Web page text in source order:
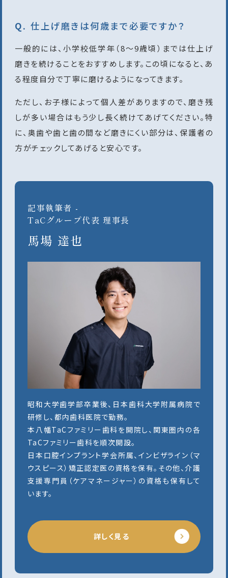
仕上げ磨きは何歳まで必要ですか？
一般的には、小学校低学年（8〜9歳頃）までは仕上げ
磨きを続けることをおすすめします。この頃になると、あ
る程度自分で丁寧に磨けるようになってきます。
ただし、お子様によって個人差がありますので、磨き残
しが多い場合はもう少し長く続けてあげてください。特
に、奥歯や歯と歯の間など磨きにくい部分は、保護者の
方がチェックしてあげると安心です。
記事執筆者 -
TaCグループ代表 理事長
馬場 達也
昭和大学歯学部卒業後、日本歯科大学附属病院で
研修し、都内歯科医院で勤務。
本八幡TaCファミリー歯科を開院し、関東圏内の各
TaCファミリー歯科を順次開設。
日本口腔インプラント学会所属、インビザライン（マ
ウスピース）矯正認定医の資格を保有。その他、介護
支援専門員（ケアマネージャー）の資格も保有して
います。
詳しく見る